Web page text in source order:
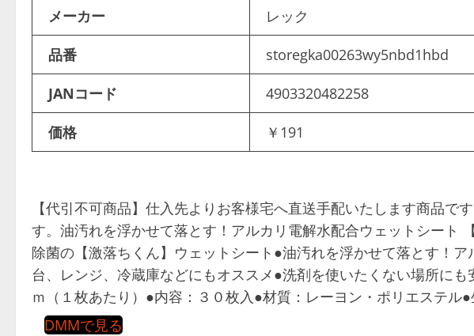
メーカー レック
品番 storegka00263wy5nbd1hbd
JANコード 4903320482258
価格 ￥191
【代引不可商品】仕入先よりお客様宅へ直送手配いたします商品で
す。油汚れを浮かせて落とす！アルカリ電解水配合ウェットシート
除菌の【激落ちくん】ウェットシート●油汚れを浮かせて落とす！
台、レンジ、冷蔵庫などにもオススメ●洗剤を使いたくない場所に
ｍ（１枚あたり）●内容：３０枚入●材質：レーヨン・ポリエステル
DMMで見る